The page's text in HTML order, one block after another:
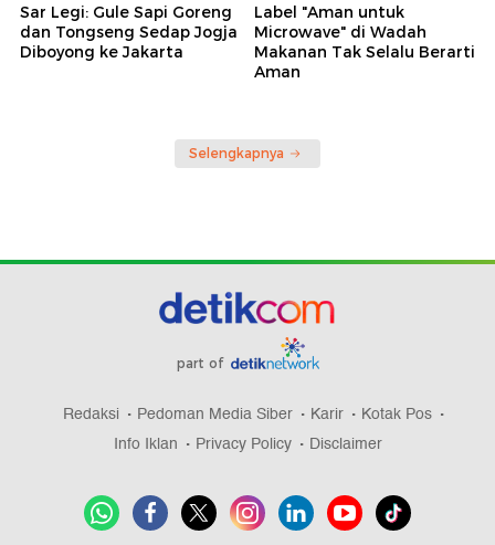
Sar Legi: Gule Sapi Goreng
dan Tongseng Sedap Jogja
Diboyong ke Jakarta
Label "Aman untuk
Microwave" di Wadah
Makanan Tak Selalu Berarti
Aman
Selengkapnya
part of
Redaksi Pedoman Media Siber Karir
Kotak Pos
Info Iklan
Privacy Policy Disclaimer